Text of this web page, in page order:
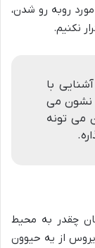
مورد روبه رو شدن،
نکنیم.
با
نشون می
می تونه
چقدر به محیط
از یه حیوون